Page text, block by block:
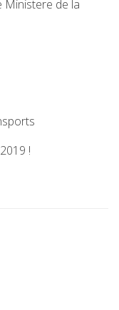
Ministere de la
!